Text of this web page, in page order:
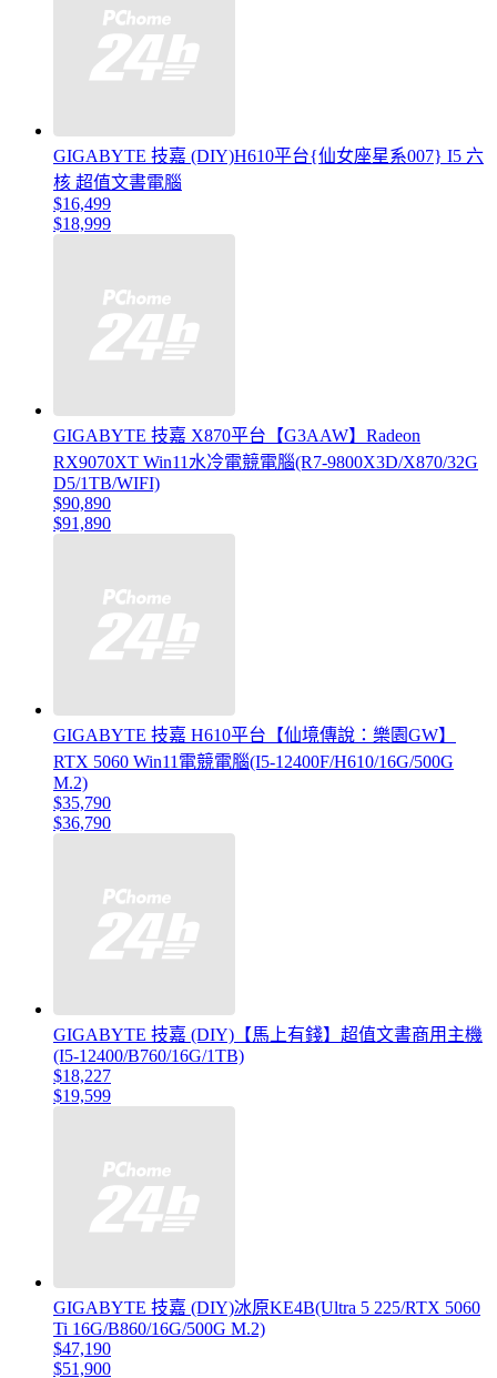
GIGABYTE 技嘉 (DIY)H610平台{仙女座星系007} I5 六
核 超值文書電腦
$16,499
$18,999
GIGABYTE 技嘉 X870平台【G3AAW】Radeon
RX9070XT Win11水冷電競電腦(R7-9800X3D/X870/32G
D5/1TB/WIFI)
$90,890
$91,890
GIGABYTE 技嘉 H610平台【仙境傳說：樂園GW】
RTX 5060 Win11電競電腦(I5-12400F/H610/16G/500G
M.2)
$35,790
$36,790
GIGABYTE 技嘉 (DIY)【馬上有錢】超值文書商用主機
(I5-12400/B760/16G/1TB)
$18,227
$19,599
GIGABYTE 技嘉 (DIY)冰原KE4B(Ultra 5 225/RTX 5060
Ti 16G/B860/16G/500G M.2)
$47,190
$51,900